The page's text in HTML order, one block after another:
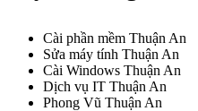
Cài phần mềm Thuận An
Sửa máy tính Thuận An
Cài Windows Thuận An
Dịch vụ IT Thuận An
Phong Vũ Thuận An